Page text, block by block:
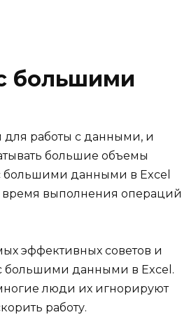
большими
для работы с данными, и
большие объемы
большими данными в Excel
время выполнения операций
эффективных советов и
большими данными в Excel.
люди их игнорируют
работу.